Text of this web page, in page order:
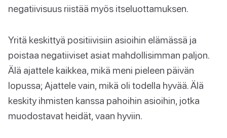
negatiivisuus riistää myös itseluottamuksen.
Yritä keskittyä positiivisiin asioihin elämässä ja
poistaa negatiiviset asiat mahdollisimman paljon.
Älä ajattele kaikkea, mikä meni pieleen päivän
lopussa; Ajattele vain, mikä oli todella hyvää. Älä
keskity ihmisten kanssa pahoihin asioihin, jotka
muodostavat heidät, vaan hyviin.